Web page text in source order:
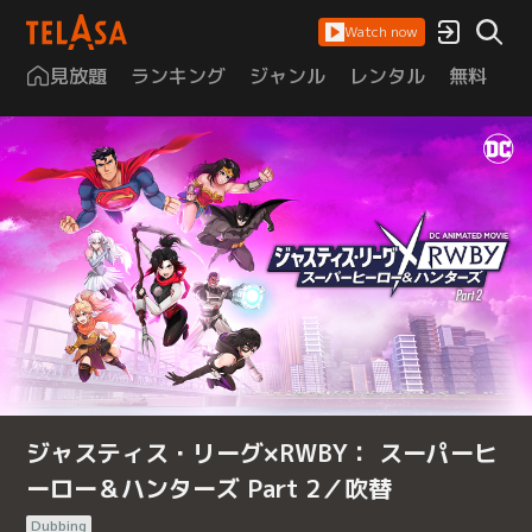
Watch now
見放題 ランキング ジャンル レンタル 無料
ジャスティス・リーグ×RWBY： スーパーヒ
ーロー＆ハンターズ Part 2／吹替
Dubbing